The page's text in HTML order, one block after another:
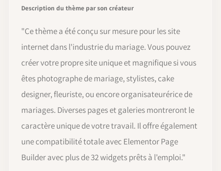
Description du thème par son créateur
"Ce thème a été conçu sur mesure pour les site
internet dans l'industrie du mariage. Vous pouvez
créer votre propre site unique et magnifique si vous
êtes photographe de mariage, stylistes, cake
designer, fleuriste, ou encore organisateurérice de
mariages. Diverses pages et galeries montreront le
caractère unique de votre travail. Il offre également
une compatibilité totale avec Elementor Page
Builder avec plus de 32 widgets prêts à l'emploi."